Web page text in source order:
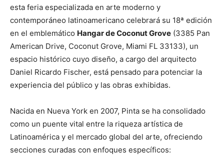
esta feria especializada en arte moderno y
contemporáneo latinoamericano celebrará su 18ª edición
en el emblemático Hangar de Coconut Grove (3385 Pan
American Drive, Coconut Grove, Miami FL 33133), un
espacio histórico cuyo diseño, a cargo del arquitecto
Daniel Ricardo Fischer, está pensado para potenciar la
experiencia del público y las obras exhibidas.
Nacida en Nueva York en 2007, Pinta se ha consolidado
como un puente vital entre la riqueza artística de
Latinoamérica y el mercado global del arte, ofreciendo
secciones curadas con enfoques específicos: